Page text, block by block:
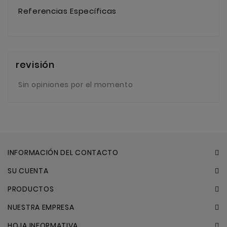
Referencias Específicas
revisión
Sin opiniones por el momento
INFORMACIÓN DEL CONTACTO
SU CUENTA
PRODUCTOS
NUESTRA EMPRESA